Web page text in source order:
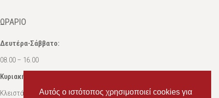
Αυτός ο ιστότοπος χρησιμοποιεί cookies για
ΩΡΆΡΙΟ
Δευτέρα-Σάββατο:
08.00 – 16.00
Κυριακή:
Κλειστά